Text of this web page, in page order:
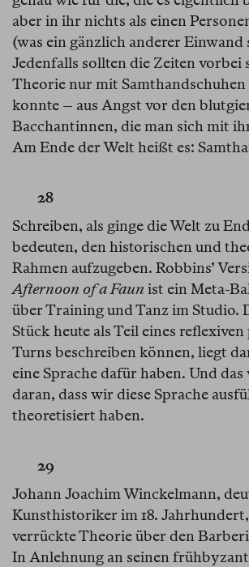
aber in ihr nichts als einen
(was ein gänzlich anderer Einwand
Jedenfalls sollten die Zeiten vorbei
Theorie nur mit Samthandschuhen
konnte – aus Angst vor den
Bacchantinnen, die man sich mit
Am Ende der Welt heißt es:
28
Schreiben, als ginge die Welt zu
bedeuten, den historischen und
Rahmen aufzugeben. Robbins’
Afternoon of a Faun ist ein Meta-
über Training und Tanz im Studio.
Stück heute als Teil eines
Turns beschreiben können, liegt
eine Sprache dafür haben. Und
daran, dass wir diese Sprache
theoretisiert haben.
29
Johann Joachim Winckelmann,
Kunsthistoriker im 18.
verrückte Theorie über den
In Anlehnung an seinen